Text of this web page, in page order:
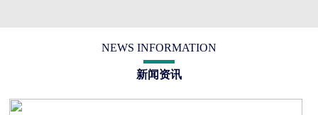
NEWS INFORMATION
新闻资讯